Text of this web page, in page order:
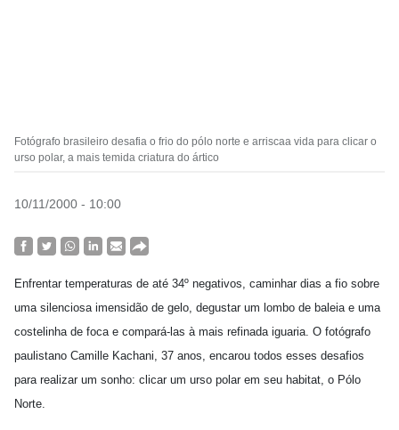
Fotógrafo brasileiro desafia o frio do pólo norte e arriscaa vida para clicar o
urso polar, a mais temida criatura do ártico
10/11/2000 - 10:00
Enfrentar temperaturas de até 34º negativos, caminhar dias a fio sobre
uma silenciosa imensidão de gelo, degustar um lombo de baleia e uma
costelinha de foca e compará-las à mais refinada iguaria. O fotógrafo
paulistano Camille Kachani, 37 anos, encarou todos esses desafios
para realizar um sonho: clicar um urso polar em seu habitat, o Pólo
Norte.